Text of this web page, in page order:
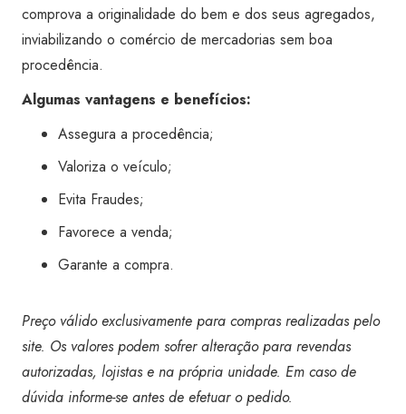
comprova a originalidade do bem e dos seus agregados,
inviabilizando o comércio de mercadorias sem boa
procedência.
Algumas vantagens e benefícios:
Assegura a procedência;
Valoriza o veículo;
Evita Fraudes;
Favorece a venda;
Garante a compra.
Preço válido exclusivamente para compras realizadas pelo
site. Os valores podem sofrer alteração para revendas
autorizadas, lojistas e na própria unidade. Em caso de
dúvida informe-se antes de efetuar o pedido.